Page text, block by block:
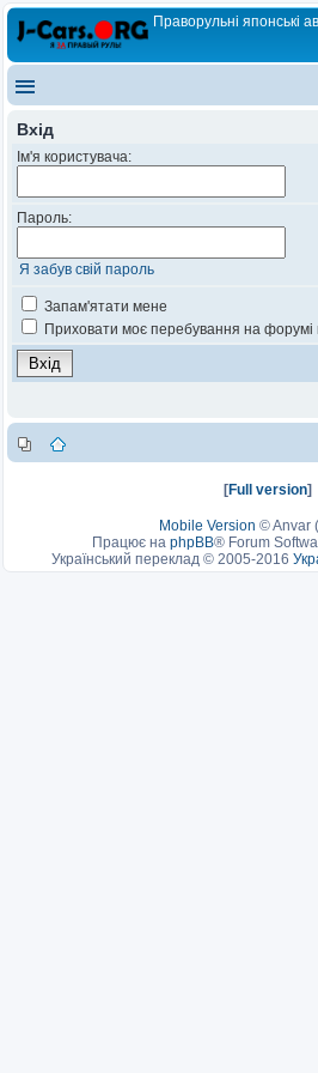
Праворульні японські
Вхід
Ім'я користувача:
Пароль:
Я забув свій пароль
Запам'ятати мене
Приховати моє перебування на форумі
[Full version]
Mobile Version ©Anvar
Працює на phpBB® Forum
Український переклад © 2005-2016